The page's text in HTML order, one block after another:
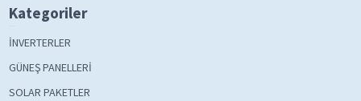
Kategoriler
İNVERTERLER
GÜNEŞ PANELLERİ
SOLAR PAKETLER